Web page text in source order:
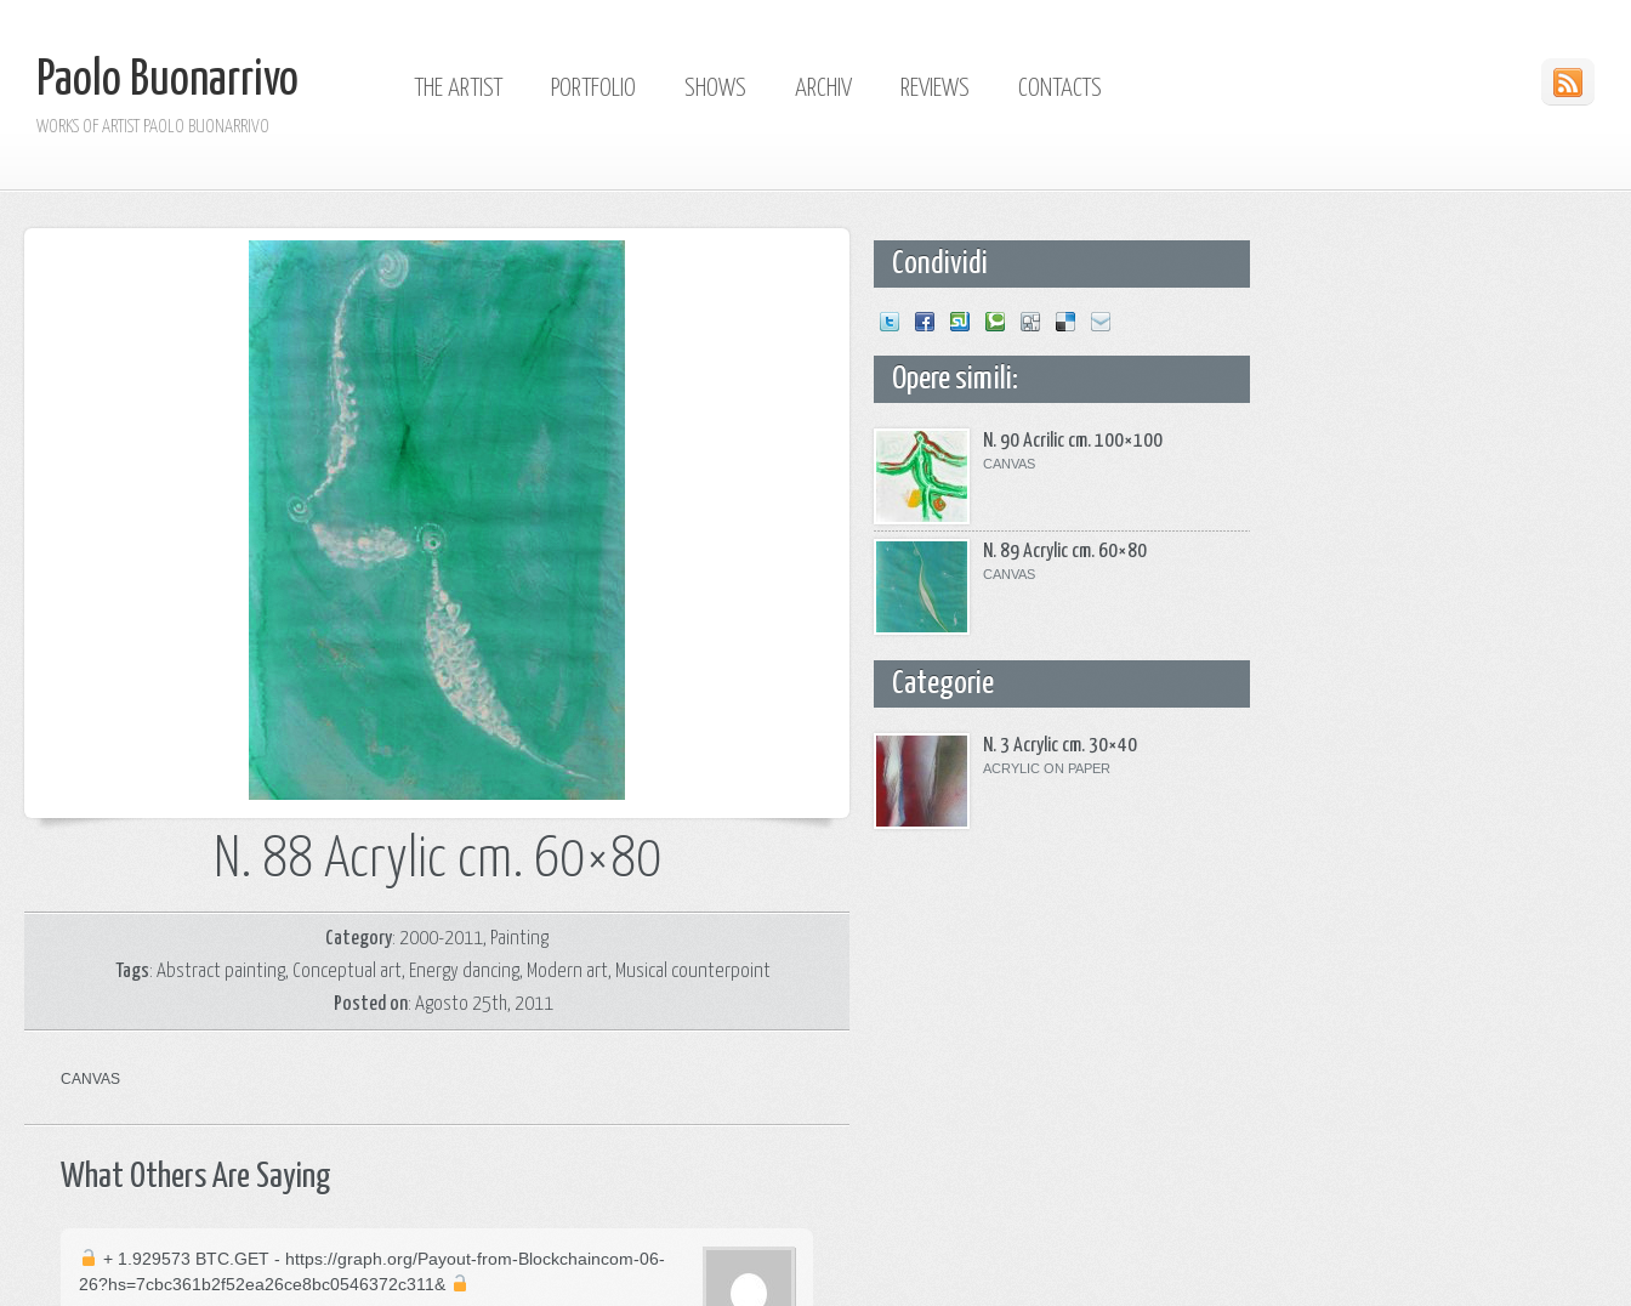
Paolo Buonarrivo
WORKS OF ARTIST PAOLO BUONARRIVO
THE ARTIST PORTFOLIO SHOWS ARCHIV REVIEWS CONTACTS
N. 88 Acrylic cm. 60×80
Category: 2000-2011, Painting
Tags: Abstract painting, Conceptual art, Energy dancing, Modern art, Musical counterpoint
Posted on: Agosto 25th, 2011
CANVAS
What Others Are Saying
+ 1.929573 BTC.GET - https://graph.org/Payout-from-Blockchaincom-06-
26?hs=7cbc361b2f52ea26ce8bc0546372c311&
Condividi
Opere simili:
N. 90 Acrilic cm. 100×100
CANVAS
N. 89 Acrylic cm. 60×80
CANVAS
Categorie
N. 3 Acrylic cm. 30×40
ACRYLIC ON PAPER